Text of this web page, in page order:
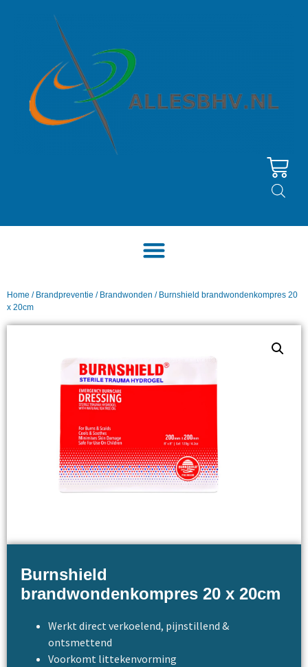
Home / Brandpreventie / Brandwonden / Burnshield brandwondenkompres 20
x 20cm
Burnshield
brandwondenkompres 20 x 20cm
Werkt direct verkoelend, pijnstillend &
ontsmettend
Voorkomt littekenvorming